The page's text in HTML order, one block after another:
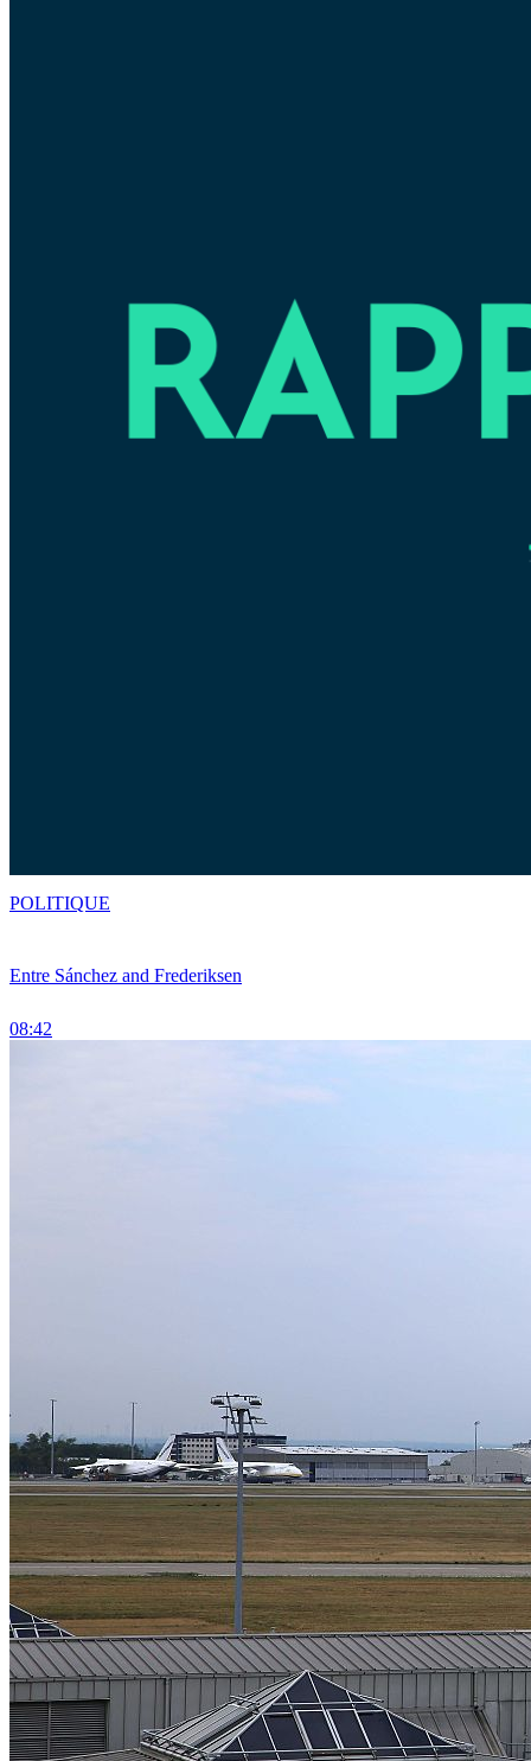
Entre Sánchez and Frederiksen
08:42
POLITIQUE